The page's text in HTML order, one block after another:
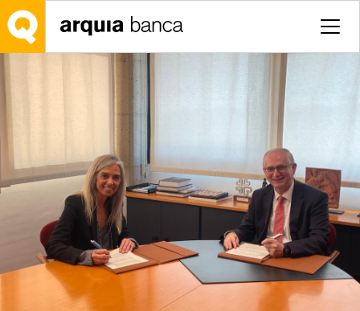
Saltar al contenido principal